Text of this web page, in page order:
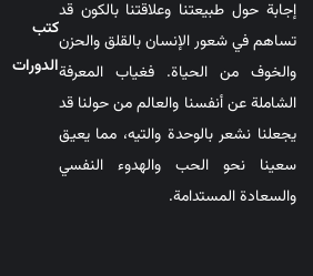
إجابة حول طبيعتنا وعلاقتنا بالكون قد
تساهم في شعور الإنسان بالقلق والحزن
والخوف من الحياة. فغياب المعرفة
الشاملة عن أنفسنا والعالم من حولنا قد
يجعلنا نشعر بالوحدة والتيه، مما يعيق
سعينا نحو الحب والهدوء النفسي
والسعادة المستدامة.
کتب
الدورات